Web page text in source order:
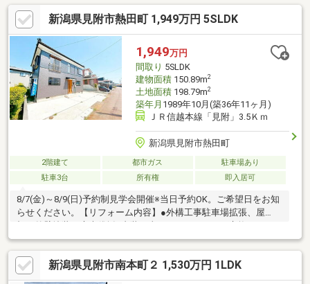
水回りシステムキッチン交換、ユニットバス交換、トイレ交換、
洗面化粧台交換●内装間取変更、玄関扉交換、室内ドア（一部）
交換、床材上張り、シューズボックス交換、クロス張替え、畳表
替え、障子・襖張替え●その他設備給湯器交換、インターホン設
置、火災警報器設置、照明器具交換【おすすめポイン
新潟県見附市熱田町 1,949万円 5SLDK
1,949万円
間取り 5SLDK
建物面積150.89m2
土地面積198.79m2
築年月 1989年10月(築36年11ヶ月)
ＪＲ信越本線「見附」3.5Ｋｍ
新潟県見附市熱田町
2階建て 都市ガス
駐車場あり
駐車3台
所有権 即入居可
8/7(金)～8/9(日)予約制見学会開催※当日予約OK。ご希望日をお知
らせください。【リフォーム内容】●外構工事駐車場拡張、屋
根・外壁塗装、庭木伐採●内装工事システムキッチン交換、ユニ
ットバス交換、温水洗浄便座トイレ交換、洗面化粧台交換、フロ
ーリング上張り、クロス張替え、畳表替え、建具交換、シューズ
ボックス交換、給湯器交換、インターホン設置、火災警報器設
置、照明LED交換【おすすめポイント】・シロアリ防除工事施工
新潟県見附市南本町２ 1,530万円 1LDK